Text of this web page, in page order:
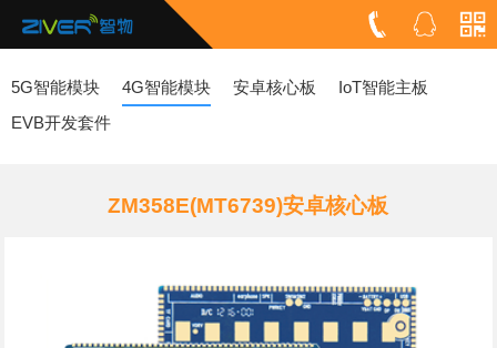
5G智能模块 4G智能模块 安卓核心板
IoT智能主板
EVB开发套件
ZM358E(MT6739)安卓核心板